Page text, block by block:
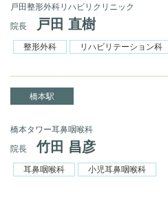
戸田整形外科リハビリクリニック
院長
戸田 直樹
整形外科 リハビリテーション科
橋本駅
橋本タワー耳鼻咽喉科
院長
竹田 昌彦
耳鼻咽喉科 小児耳鼻咽喉科